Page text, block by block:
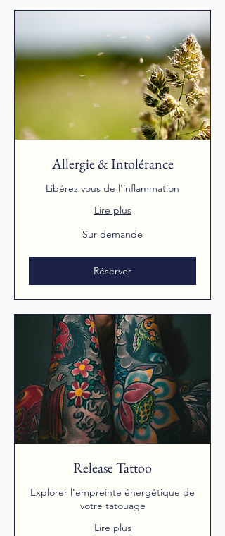
Allergie & Intolérance
Libérez vous de l'inflammation
Lire plus
Sur demande
Réserver
Release Tattoo
Explorer l’empreinte énergétique de
votre tatouage
Lire plus